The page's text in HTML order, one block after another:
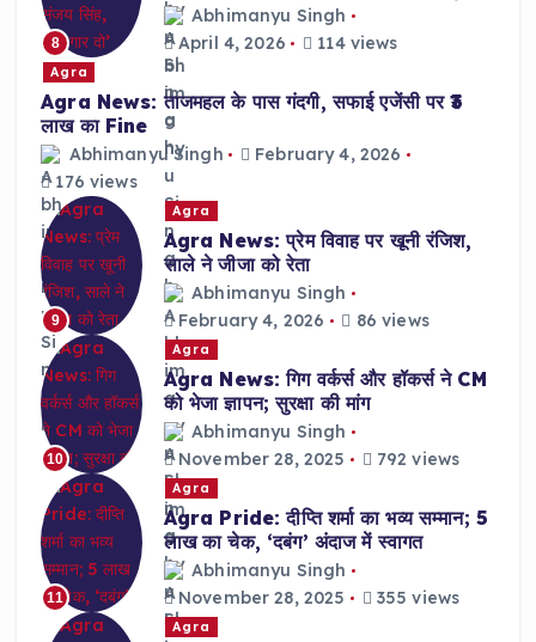
8
Abhimanyu Singh
April 4, 2026
114 views
Agra
Agra News: ताजमहल के पास गंदगी, सफाई एजेंसी पर ₹3
लाख का Fine
Abhimanyu Singh
February 4, 2026
176 views
9
Agra
Agra News: प्रेम विवाह पर खूनी रंजिश,
साले ने जीजा को रेता
Abhimanyu Singh
February 4, 2026
86 views
10
Agra
Agra News: गिग वर्कर्स और हॉकर्स ने CM
को भेजा ज्ञापन; सुरक्षा की मांग
Abhimanyu Singh
November 28, 2025
792 views
11
Agra
Agra Pride: दीप्ति शर्मा का भव्य सम्मान; 5
लाख का चेक, ‘दबंग’ अंदाज में स्वागत
Abhimanyu Singh
November 28, 2025
355 views
Agra